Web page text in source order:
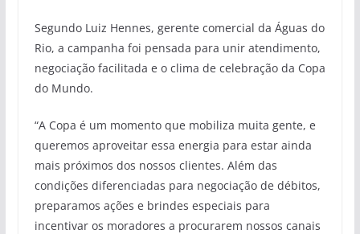
Segundo Luiz Hennes, gerente comercial da Águas do
Rio, a campanha foi pensada para unir atendimento,
negociação facilitada e o clima de celebração da Copa
do Mundo.
“A Copa é um momento que mobiliza muita gente, e
queremos aproveitar essa energia para estar ainda
mais próximos dos nossos clientes. Além das
condições diferenciadas para negociação de débitos,
preparamos ações e brindes especiais para
incentivar os moradores a procurarem nossos canais